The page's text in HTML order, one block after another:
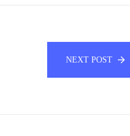
NEXT POST